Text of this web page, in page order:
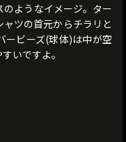
のようなイメージ。ター
ツの首元からチラリと
ービーズ(球体)は中が空
いですよ。